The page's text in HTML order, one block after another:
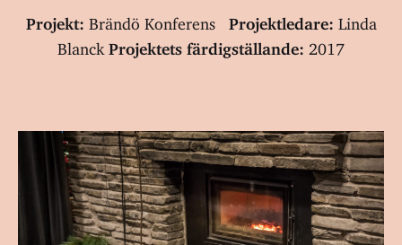
Projekt: Brändö Konferens Projektledare: Linda
Blanck Projektets färdigställande: 2017